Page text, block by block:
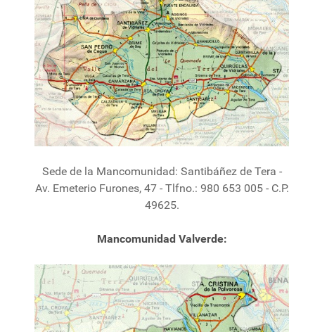
Sede de la Mancomunidad: Santibáñez de Tera -
Av. Emeterio Furones, 47 - Tlfno.: 980 653 005 - C.P.
49625.
Mancomunidad Valverde: